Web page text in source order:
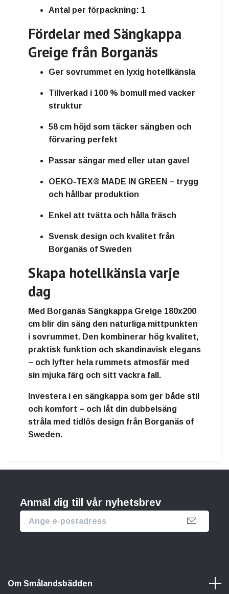
Antal per förpackning: 1
Fördelar med Sängkappa
Greige från Borganäs
Ger sovrummet en lyxig hotellkänsla
Tillverkad i 100 % bomull
med vacker
struktur
58 cm höjd som täcker sängben och
förvaring perfekt
Passar sängar med eller utan gavel
OEKO-TEX® MADE IN GREEN – trygg
och hållbar produktion
Enkel att tvätta och hålla fräsch
Svensk design och kvalitet från
Borganäs of Sweden
Skapa hotellkänsla varje
dag
Med Borganäs Sängkappa Greige 180x200
cm blir din säng den naturliga mittpunkten
i sovrummet. Den kombinerar hög kvalitet,
praktisk funktion och skandinavisk elegans
– och lyfter hela rummets atmosfär med
sin mjuka färg och sitt vackra fall.
Investera i en sängkappa som ger både stil
och komfort – och låt din dubbelsäng
stråla med tidlös design från Borganäs of
Sweden.
Anmäl dig till vår nyhetsbrev
Om Smålandsbädden